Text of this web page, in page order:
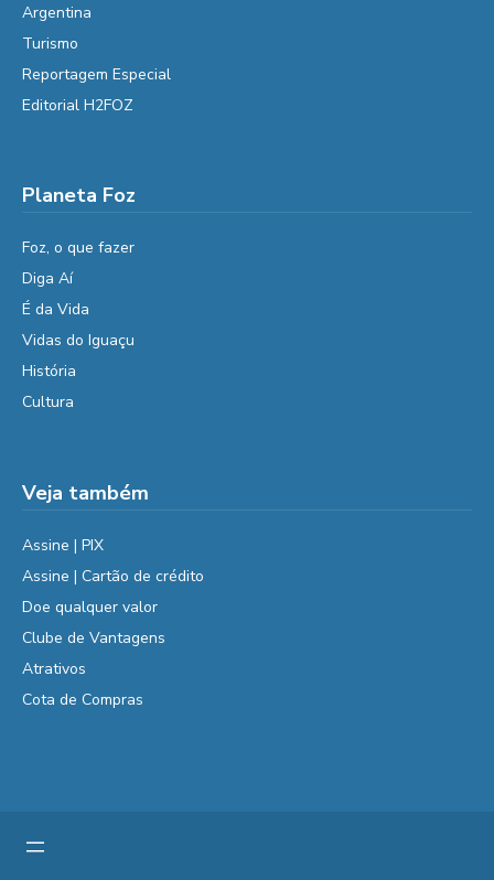
Argentina
Turismo
Reportagem Especial
Editorial H2FOZ
Planeta Foz
Foz, o que fazer
Diga Aí
É da Vida
Vidas do Iguaçu
História
Cultura
Veja também
Assine | PIX
Assine | Cartão de crédito
Doe qualquer valor
Clube de Vantagens
Atrativos
Cota de Compras